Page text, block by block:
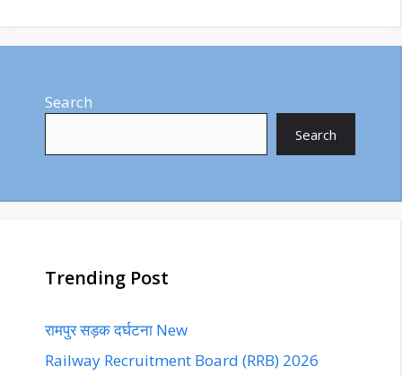
Search
Search
Trending Post
रामपुर सड़क दर्घटना New
Railway Recruitment Board (RRB) 2026